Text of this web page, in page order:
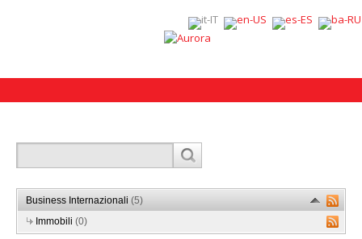
Business Internazionali (5)
Immobili (0)